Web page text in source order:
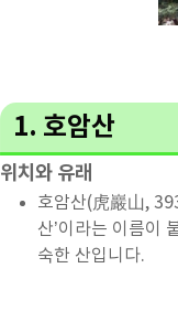
1. 호암산
위치와 유래
호암산(虎巖山,
산’이라는 이름이
숙한 산입니다.